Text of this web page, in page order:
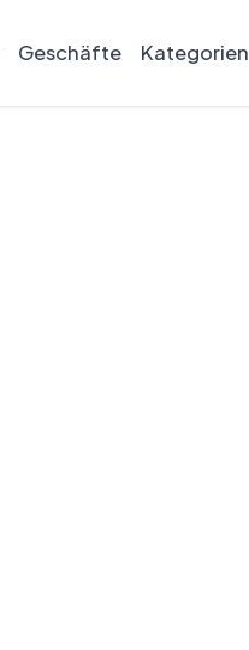
Geschäfte Kategorien